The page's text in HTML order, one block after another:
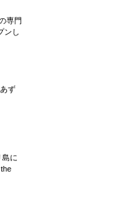
専門
ンし
ず
に